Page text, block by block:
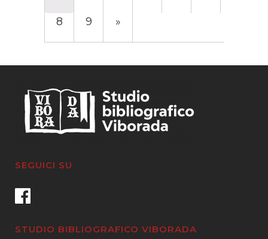
8 9 »
SEGUICI SU
STUDIO BIBLIOGRAFICO VIBORADA